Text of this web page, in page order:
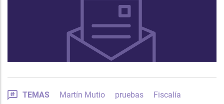
TEMAS Martín Mutio pruebas
Fiscalía